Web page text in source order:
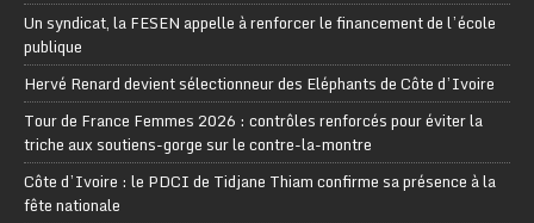
Un syndicat, la FESEN appelle à renforcer le financement de l’école
publique
Hervé Renard devient sélectionneur des Eléphants de Côte d’Ivoire
Tour de France Femmes 2026 : contrôles renforcés pour éviter la
triche aux soutiens-gorge sur le contre-la-montre
Côte d’Ivoire : le PDCI de Tidjane Thiam confirme sa présence à la
fête nationale